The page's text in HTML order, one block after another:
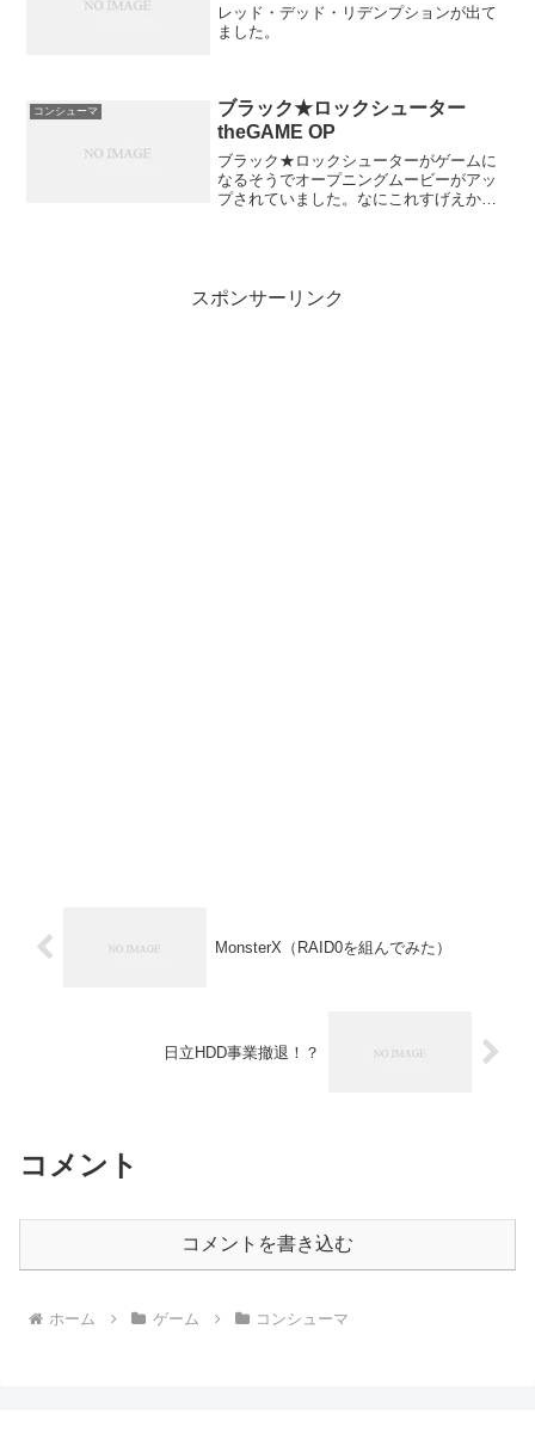
レッド・デッド・リデンプションが出て
ました。
コンシューマ
ブラック★ロックシューター
theGAME OP
ブラック★ロックシューターがゲームに
なるそうでオープニングムービーがアッ
プされていました。なにこれすげえかっ
スポンサーリンク
MonsterX（RAID0を組んでみた）
日立HDD事業撤退！？
コメント
コメントを書き込む
ホーム ゲーム コンシューマ